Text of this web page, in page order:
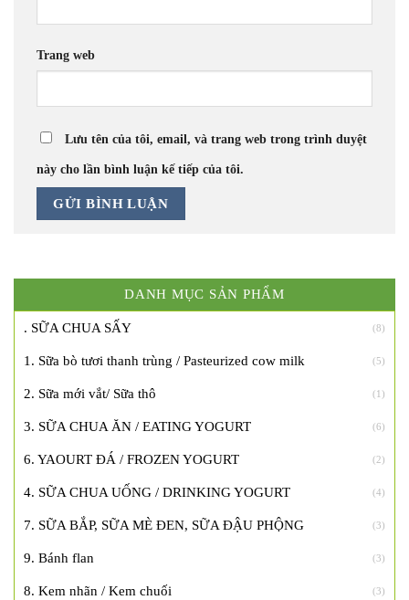
Trang web
Lưu tên của tôi, email, và trang web trong trình duyệt
này cho lần bình luận kế tiếp của tôi.
DANH MỤC SẢN PHẨM
. SỮA CHUA SẤY (8)
1. Sữa bò tươi thanh trùng / Pasteurized cow milk (5)
2. Sữa mới vắt/ Sữa thô (1)
3. SỮA CHUA ĂN / EATING YOGURT (6)
6. YAOURT ĐÁ / FROZEN YOGURT (2)
4. SỮA CHUA UỐNG / DRINKING YOGURT (4)
7. SỮA BẮP, SỮA MÈ ĐEN, SỮA ĐẬU PHỘNG (3)
9. Bánh flan (3)
8. Kem nhãn / Kem chuối (3)